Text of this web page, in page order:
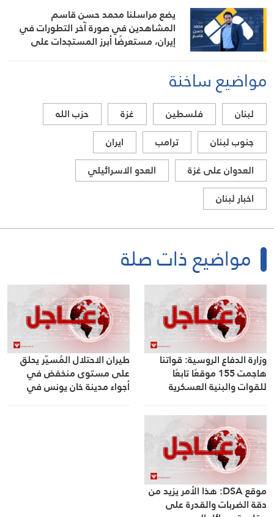
يضع مراسلنا محمد حسن قاسم
المشاهدين في صورة آخر التطورات في
إيران، مستعرضًا أبرز المستجدات على
الصلة بالشأنين الداخلي والإقليميمواضيع ساخنة
لبنان فلسطين غزة
حزب الله
جنوب لبنان
ترامب
ايران
العدوان على غزة
العدو الاسرائيلي
اخبار لبنان
مواضيع ذات صلة
وزارة الدفاع الروسية: قواتنا
هاجمت 155 موقعًا تابعًا
للقوات والبنية العسكرية
والتكتيكية والمسيّرة والصواريخ
والمدفعية
طيران الاحتلال المُسيّر يحلق
على مستوى منخفض في
أجواء مدينة خان يونس في
موقع DSA: هذا الأمر يزيد من
دقة الضربات والقدرة على